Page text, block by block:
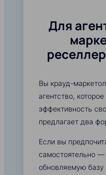
Для
Вы крауд-
агентство,
эффективность
предлагает два
Если вы
самостоятельно —
обновляемую